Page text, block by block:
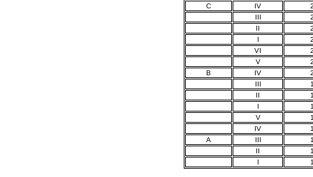
C
IV
III
II
I
VI
V
B
IV
III
II
I
V
IV
A
III
II
I